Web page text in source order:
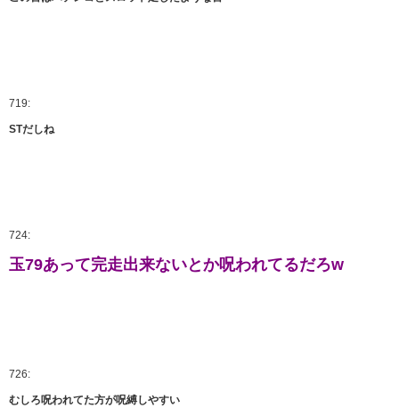
719:
STだしね
724:
玉79あって完走出来ないとか呪われてるだろw
726:
むしろ呪われてた方が呪縛しやすい